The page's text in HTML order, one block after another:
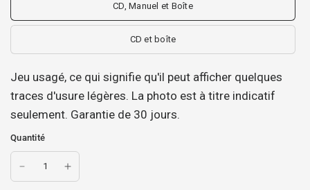
CD, Manuel et Boîte
CD et boîte
Jeu usagé, ce qui signifie qu'il peut afficher quelques
traces d'usure légères. La photo est à titre indicatif
seulement. Garantie de 30 jours.
Quantité